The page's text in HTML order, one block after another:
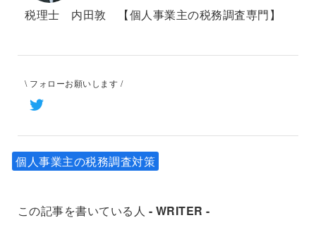
税理士 内田敦 【個人事業主の税務調査専門】
\ フォローお願いします /
個人事業主の税務調査対策
この記事を書いている人 - WRITER -